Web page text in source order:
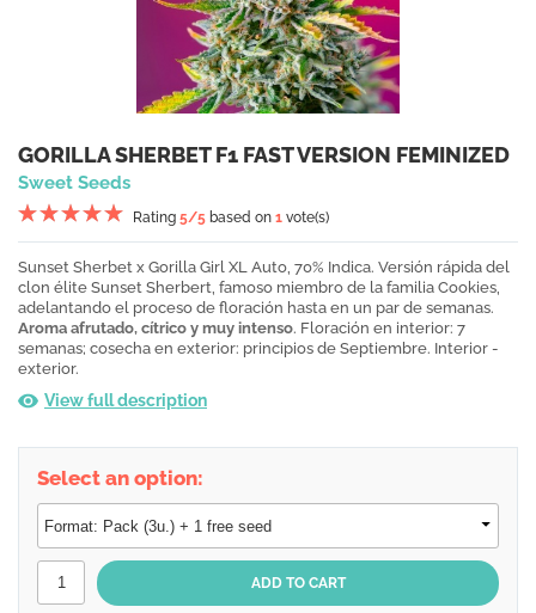
GORILLA SHERBET F1 FAST VERSION FEMINIZED
Sweet Seeds
Rating 5/5 based on 1 vote(s)
Sunset Sherbet x Gorilla Girl XL Auto, 70% Indica. Versión rápida del
clon élite Sunset Sherbert, famoso miembro de la familia Cookies,
adelantando el proceso de floración hasta en un par de semanas.
Aroma afrutado, cítrico y muy intenso. Floración en interior: 7
semanas; cosecha en exterior: principios de Septiembre. Interior -
exterior.
View full description
Select an option: